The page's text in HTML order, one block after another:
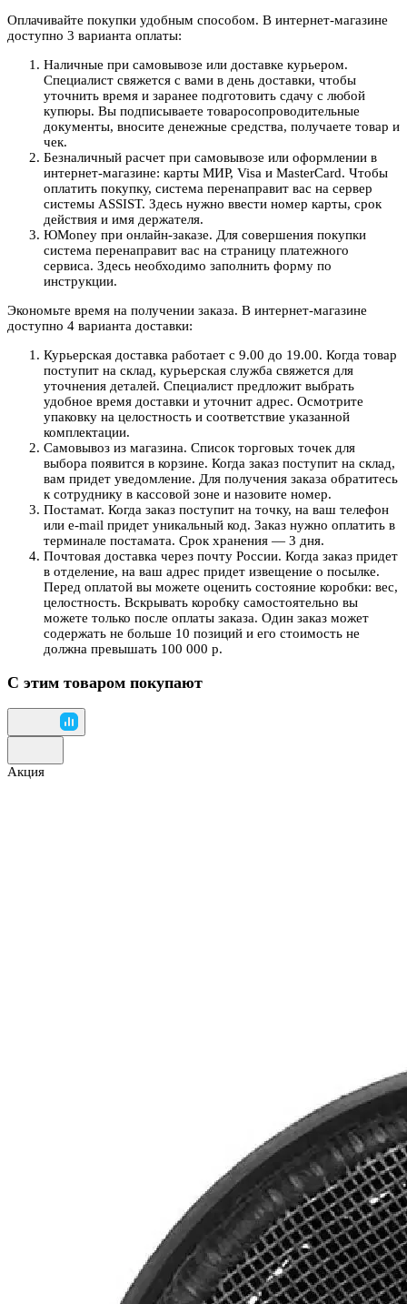
Оплачивайте покупки удобным способом. В интернет-магазине
доступно 3 варианта оплаты:
Наличные при самовывозе или доставке курьером.
Специалист свяжется с вами в день доставки, чтобы
уточнить время и заранее подготовить сдачу с любой
купюры. Вы подписываете товаросопроводительные
документы, вносите денежные средства, получаете товар и
чек.
Безналичный расчет при самовывозе или оформлении в
интернет-магазине: карты МИР, Visa и MasterCard. Чтобы
оплатить покупку, система перенаправит вас на сервер
системы ASSIST. Здесь нужно ввести номер карты, срок
действия и имя держателя.
ЮMoney при онлайн-заказе. Для совершения покупки
система перенаправит вас на страницу платежного
сервиса. Здесь необходимо заполнить форму по
инструкции.
Экономьте время на получении заказа. В интернет-магазине
доступно 4 варианта доставки:
Курьерская доставка работает с 9.00 до 19.00. Когда товар
поступит на склад, курьерская служба свяжется для
уточнения деталей. Специалист предложит выбрать
удобное время доставки и уточнит адрес. Осмотрите
упаковку на целостность и соответствие указанной
комплектации.
Самовывоз из магазина. Список торговых точек для
выбора появится в корзине. Когда заказ поступит на склад,
вам придет уведомление. Для получения заказа обратитесь
к сотруднику в кассовой зоне и назовите номер.
Постамат. Когда заказ поступит на точку, на ваш телефон
или e-mail придет уникальный код. Заказ нужно оплатить в
терминале постамата. Срок хранения — 3 дня.
Почтовая доставка через почту России. Когда заказ придет
в отделение, на ваш адрес придет извещение о посылке.
Перед оплатой вы можете оценить состояние коробки: вес,
целостность. Вскрывать коробку самостоятельно вы
можете только после оплаты заказа. Один заказ может
содержать не больше 10 позиций и его стоимость не
должна превышать 100 000 р.
С этим товаром покупают
Акция